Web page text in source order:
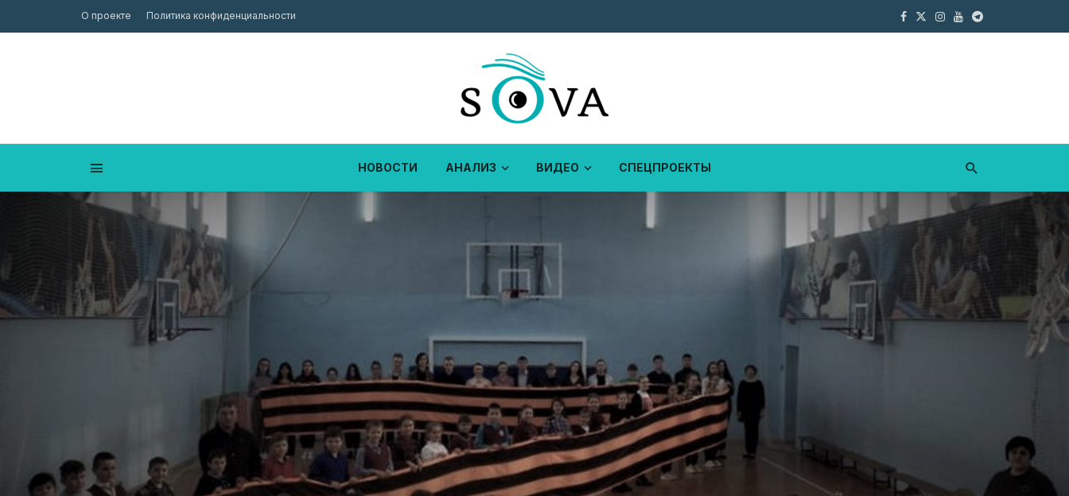
О проекте Политика конфиденциальности
НОВОСТИ АНАЛИЗ ВИДЕО СПЕЦПРОЕКТЫ